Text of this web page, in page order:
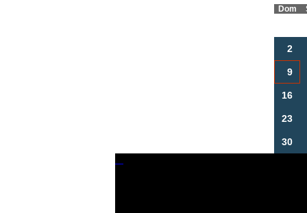
Dom
2
9
16
23
30